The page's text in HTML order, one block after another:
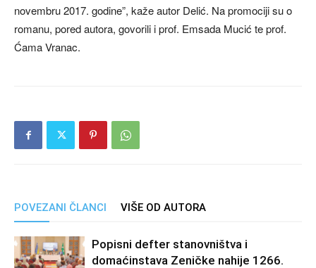
novembru 2017. godine”, kaže autor Delić. Na promociji su o
romanu, pored autora, govorili i prof. Emsada Mucić te prof.
Ćama Vranac.
POVEZANI ČLANCI VIŠE OD AUTORA
Popisni defter stanovništva i
domaćinstava Zeničke nahije 1266.